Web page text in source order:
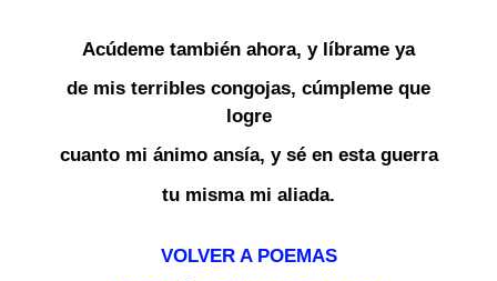
Acúdeme también ahora, y líbrame ya
de mis terribles congojas, cúmpleme que
logre
cuanto mi ánimo ansía, y sé en esta guerra
tu misma mi aliada.
VOLVER A POEMAS